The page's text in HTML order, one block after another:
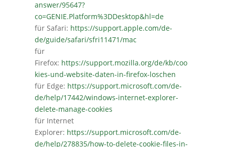
answer/95647?
co=GENIE.Platform%3DDesktop&hl=de
für Safari: https://support.apple.com/de-
de/guide/safari/sfri11471/mac
für
Firefox: https://support.mozilla.org/de/kb/coo
kies-und-website-daten-in-firefox-loschen
für Edge: https://support.microsoft.com/de-
de/help/17442/windows-internet-explorer-
delete-manage-cookies
für Internet
Explorer: https://support.microsoft.com/de-
de/help/278835/how-to-delete-cookie-files-in-